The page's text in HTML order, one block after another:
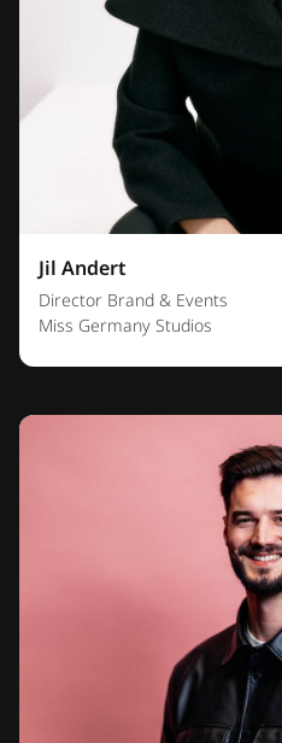
Jil Andert
Director Brand & Events
Miss Germany Studios